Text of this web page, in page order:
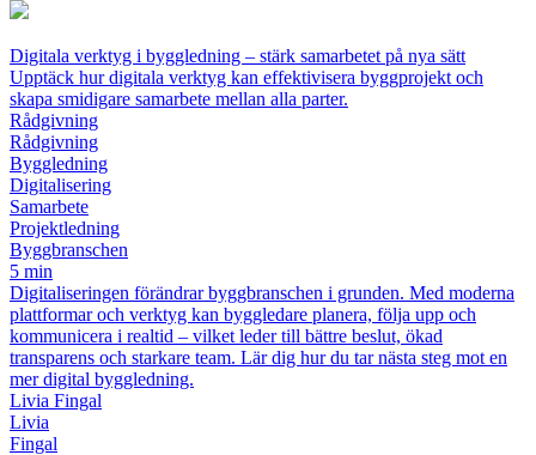
Digitala verktyg i byggledning – stärk samarbetet på nya sätt
Upptäck hur digitala verktyg kan effektivisera byggprojekt och
skapa smidigare samarbete mellan alla parter.
Rådgivning
Rådgivning
Byggledning
Digitalisering
Samarbete
Projektledning
Byggbranschen
5 min
Digitaliseringen förändrar byggbranschen i grunden. Med moderna
plattformar och verktyg kan byggledare planera, följa upp och
kommunicera i realtid – vilket leder till bättre beslut, ökad
transparens och starkare team. Lär dig hur du tar nästa steg mot en
mer digital byggledning.
Livia Fingal
Livia
Fingal